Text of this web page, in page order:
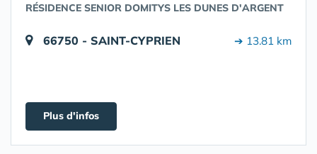
RÉSIDENCE SENIOR DOMITYS LES DUNES D'ARGENT
66750 - SAINT-CYPRIEN ➔ 13.81 km
Plus d'infos